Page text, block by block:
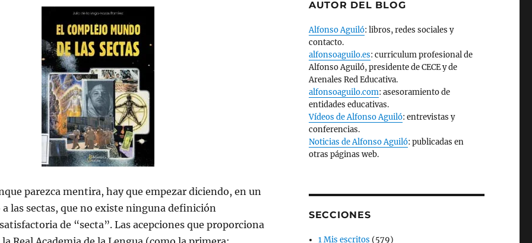
parezca mentira, hay que empezar diciendo, en un
las sectas, que no existe ninguna definición
de “secta”. Las acepciones que proporciona
AUTOR DEL BLOG
Alfonso Aguiló: libros, redes sociales y
contacto.
alfonsoaguilo.es: curriculum profesional de
Alfonso Aguiló, presidente de CECE y de
Arenales Red Educativa.
alfonsoaguilo.com: asesoramiento de
entidades educativas.
Vídeos de Alfonso Aguiló: entrevistas y
conferencias.
Noticias de Alfonso Aguiló: publicadas en
otras páginas web.
SECCIONES
1 Mis escritos (579)